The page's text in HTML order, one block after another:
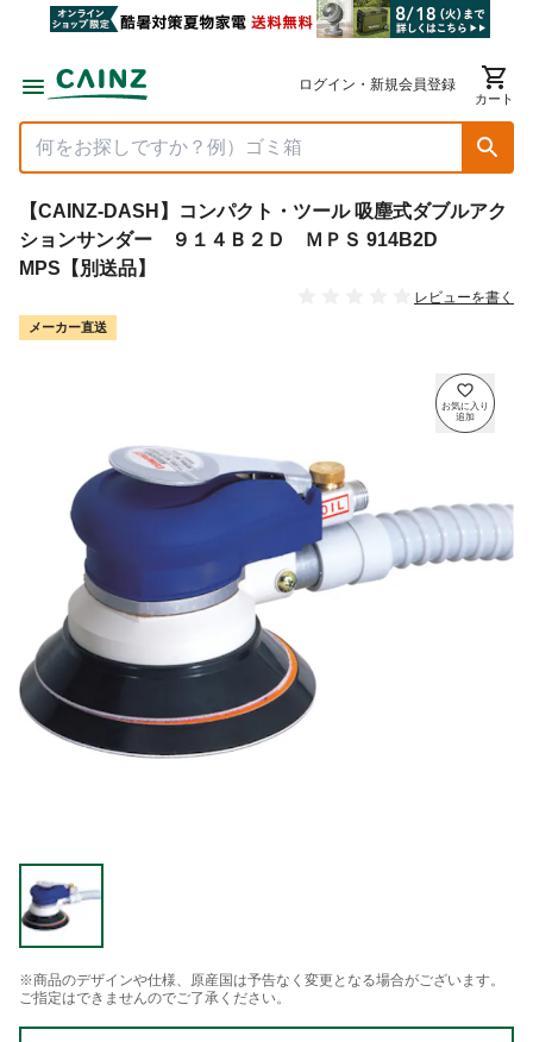
ログイン・新規会員登録
カート
【CAINZ-DASH】コンパクト・ツール 吸塵式ダブルアク
ションサンダー ９１４Ｂ２Ｄ ＭＰＳ 914B2D
MPS【別送品】
レビューを書く
メーカー直送
※商品のデザインや仕様、原産国は予告なく変更となる場合がございます。
ご指定はできませんのでご了承ください。